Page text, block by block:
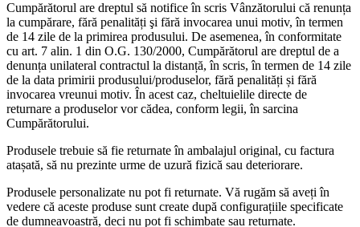
Cumpărătorul are dreptul să notifice în scris Vânzătorului că renunța
la cumpărare, fără penalități şi fără invocarea unui motiv, în termen
de 14 zile de la primirea produsului. De asemenea, în conformitate
cu art. 7 alin. 1 din O.G. 130/2000, Cumpărătorul are dreptul de a
denunța unilateral contractul la distanță, în scris, în termen de 14 zile
de la data primirii produsului/produselor, fără penalități și fără
invocarea vreunui motiv. În acest caz, cheltuielile directe de
returnare a produselor vor cădea, conform legii, în sarcina
Cumpărătorului.
Produsele trebuie să fie returnate în ambalajul original, cu factura
atașată, să nu prezinte urme de uzură fizică sau deteriorare.
Produsele personalizate nu pot fi returnate. Vă rugăm să aveți în
vedere că aceste produse sunt create după configurațiile specificate
de dumneavoastră, deci nu pot fi schimbate sau returnate.